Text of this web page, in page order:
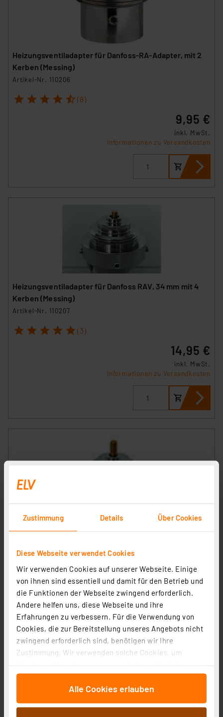
Zustimmung Details Über Cookies
Diese Webseite verwendet Cookies
Wir verwenden Cookies auf unserer Webseite. Einige
von ihnen sind essentiell und damit für den Betrieb und
die Funktionen der Webseite zwingend erforderlich.
Andere helfen uns, diese Webseite und ihre
Erfahrungen zu verbessern. Für die Verwendung von
Cookies, die zur Bereitstellung unseres Angebots nicht
zwingend erforderlich sind, benötigen wir Ihre
Zustimmung. Wir verwenden solche Cookies, um
für soziale Medien anbieten zu können und die Zugriffe
auf unsere Website zu analysieren. Außerdem geben
wir Informationen zu Ihrer Verwendung unserer Website
an unsere Partner für soziale Medien, Werbung und
Alle Cookies erlauben
Heizungsventiladapter für Danfoss-RA-Adapter, mit 2
Kerben (Messing)
Artikel-Nr. 110206
1 2 3 4 5 (6)
9,95 €
inkl. MwSt.
Informationen zu Versandkosten
Heizungsventiladapter für Danfoss RAV, 34 mm mit 4
Kerben (Messing)
Artikel-Nr. 110207
1 2 3 4 5 (3)
14,95 €
inkl. MwSt.
Informationen zu Versandkosten
Heizungsventiladapter für Giacomini 22,6 mm (Messing)
Artikel-Nr. 110212
(1)
14,95 €
inkl. MwSt.
Informationen zu Versandkosten